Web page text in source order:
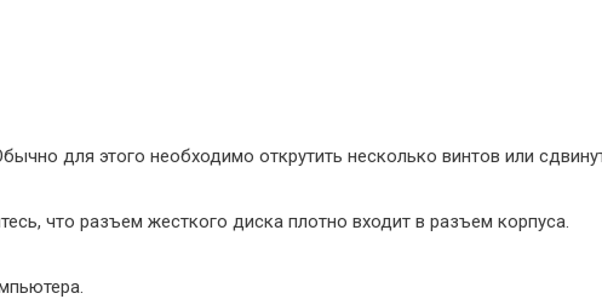
для этого необходимо открутить несколько винтов или
что разъем жесткого диска плотно входит в разъем корпуса.